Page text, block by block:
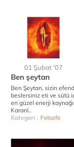
01 Şubat '07
Ben şeytan
Ben Şeytan, sizin
beslersiniz eti ve sütü
en güzel enerji
Karanl..
Kategori : Felsefe